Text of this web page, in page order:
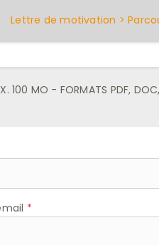
Lettre de motivation >
100 MO - FORMATS PDF,